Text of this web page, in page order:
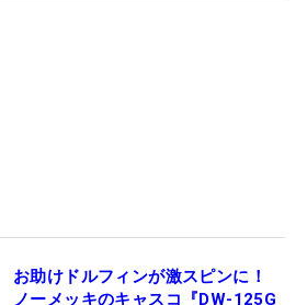
お助けドルフィンが激スピンに！
ノーメッキのキャスコ『DW-125G